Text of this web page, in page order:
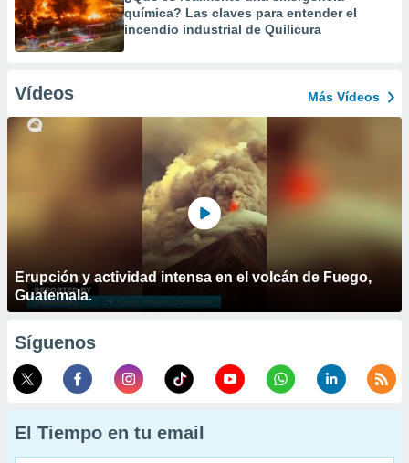
química? Las claves para entender el
incendio industrial de Quilicura
Vídeos Más Vídeos
Erupción y actividad intensa en el volcán de Fuego,
Guatemala.
Síguenos
El Tiempo en tu email